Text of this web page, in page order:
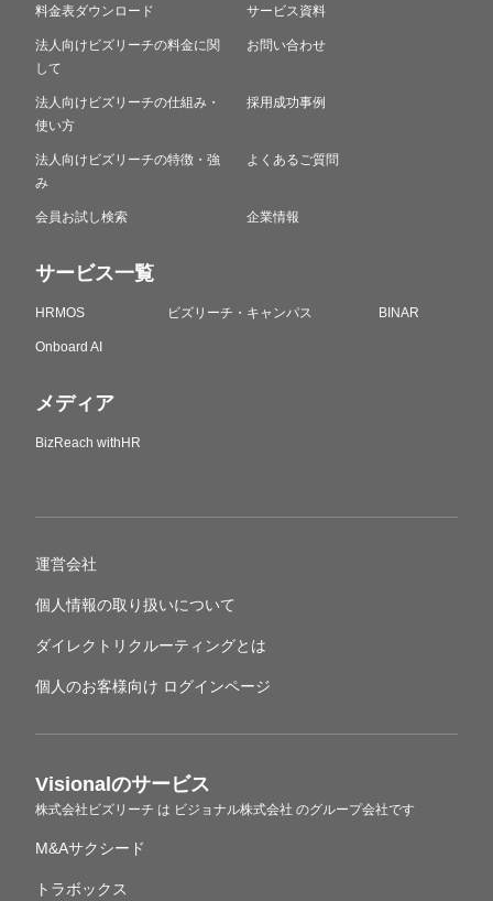
料金表ダウンロード
法人向けビズリーチの料金に関
して
法人向けビズリーチの仕組み・
使い方
法人向けビズリーチの特徴・強
み
会員お試し検索
サービス資料
お問い合わせ
採用成功事例
よくあるご質問
企業情報
サービス一覧
HRMOS ビズリーチ・キャンパス BINAR
Onboard AI
メディア
BizReach withHR
運営会社
個人情報の取り扱いについて
ダイレクトリクルーティングとは
個人のお客様向け ログインページ
Visionalのサービス
株式会社ビズリーチ は ビジョナル株式会社 のグループ会社です
M&Aサクシード
トラボックス